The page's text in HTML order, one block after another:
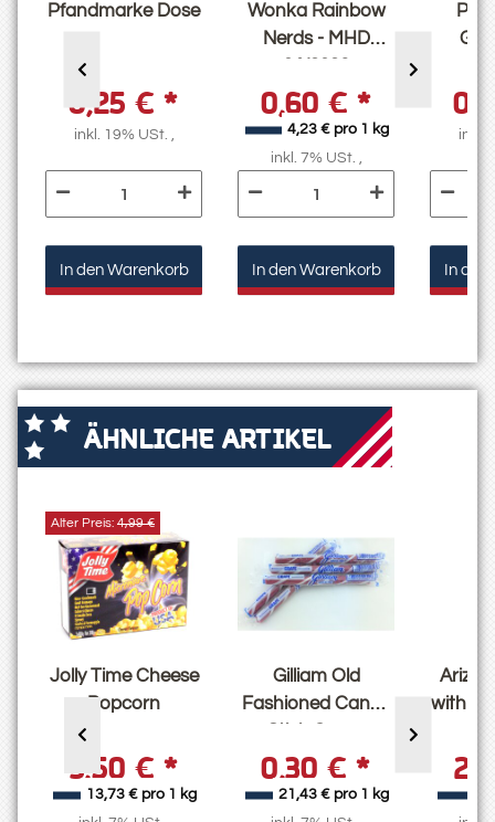
Pfandmarke Dose
0,25 € *
inkl. 19% USt. ,
In den Warenkorb
Wonka Rainbow
Nerds - MHD
0,60 € *
4,23 € pro 1 kg
inkl. 7% USt. ,
In den Warenkorb
inkl.
In den
ÄHNLICHE ARTIKEL
Jolly Time Cheese
Popcorn
3,50 € *
13,73 € pro 1 kg
Alter Preis: 4,99 €
Gilliam Old
Fashioned Candy
0,30 € *
21,43 € pro 1 kg
with